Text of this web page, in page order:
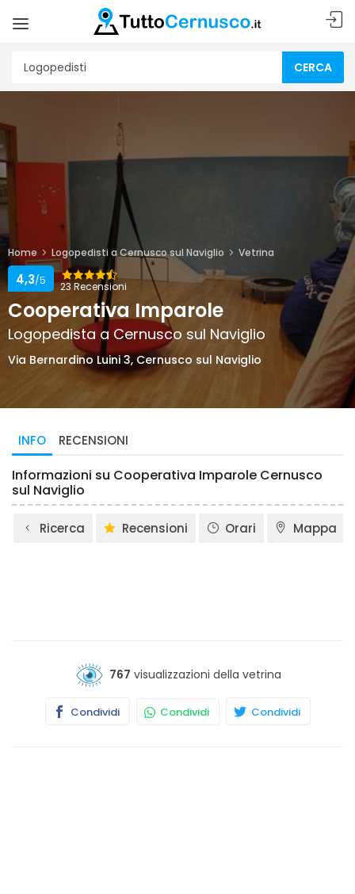
CERCA
Home Logopedisti a Cernusco sul Naviglio Vetrina
23 Recensioni
4,3/5
Cooperativa Imparole
Logopedista a Cernusco sul Naviglio
Via Bernardino Luini 3, Cernusco sul Naviglio
INFO RECENSIONI
Informazioni su Cooperativa Imparole Cernusco
sul Naviglio
Ricerca Recensioni Orari Mappa
767 visualizzazioni della vetrina
Condividi Condividi Condividi